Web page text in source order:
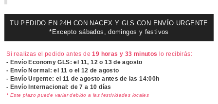
TU PEDIDO EN 24H CON NACEX Y GLS CON ENVÍO URGENTE
*Excepto sábados, domingos y festivos
Si realizas el pedido antes de19 horas y 33 minutos lo recibirás:
- Envío Economy GLS: el 11, 12 o 13 de agosto
- Envío Normal: el 11 o el 12 de agosto
- Envío Urgente: el11 de agosto antes de las 14:00h
- Envío Internacional: de 7 a 10 días
* Este plazo puede variar debido a las festividades locales